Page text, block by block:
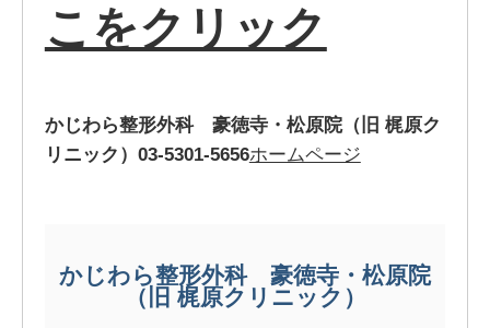
こをクリック
かじわら整形外科 豪徳寺・松原院（旧 梶原ク
リニック） 03-5301-5656ホームページ
かじわら整形外科 豪徳寺・松原院
（旧 梶原クリニック）